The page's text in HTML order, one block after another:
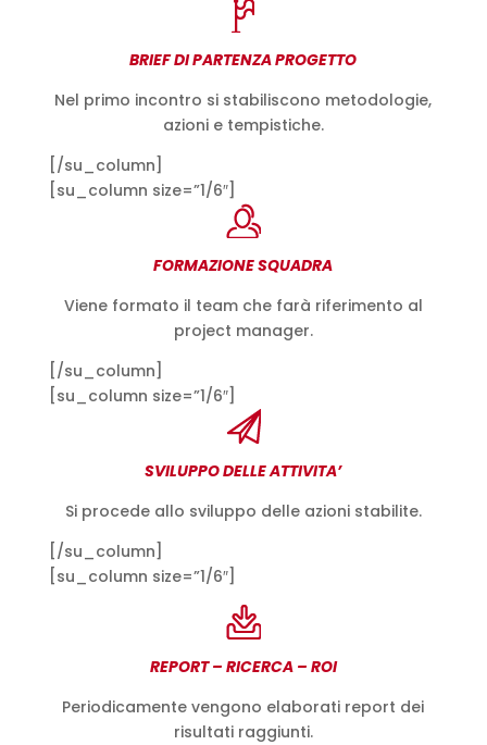
BRIEF DI PARTENZA PROGETTO
Nel primo incontro si stabiliscono metodologie,
azioni e tempistiche.
[/su_column]
[su_column size=”1/6″]
FORMAZIONE SQUADRA
Viene formato il team che farà riferimento al
project manager.
[/su_column]
[su_column size=”1/6″]
SVILUPPO DELLE ATTIVITA’
Si procede allo sviluppo delle azioni stabilite.
[/su_column]
[su_column size=”1/6″]
REPORT – RICERCA – ROI
Periodicamente vengono elaborati report dei
risultati raggiunti.